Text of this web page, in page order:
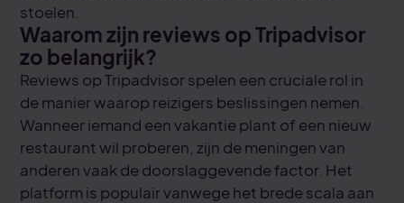
stoelen.
Waarom zijn reviews op Tripadvisor
zo belangrijk?
Reviews op Tripadvisor spelen een cruciale rol in
de manier waarop reizigers beslissingen nemen.
Wanneer iemand een vakantie plant of een nieuw
restaurant wil proberen, zijn de meningen van
anderen vaak de doorslaggevende factor. Het
platform is populair vanwege het brede scala aan